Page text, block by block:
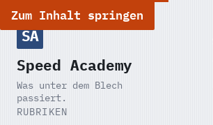
Zum Inhalt springen
SA
Speed Academy
Was unter dem Blech
passiert.
RUBRIKEN